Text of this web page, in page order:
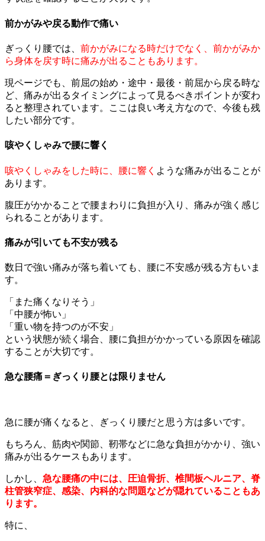
前かがみや戻る動作で痛い
ぎっくり腰では、 前かがみになる時だけでなく、前かがみか
ら身体を戻す時に痛みが出ることもあります。
現ページでも、前屈の始め・途中・最後・前屈から戻る時な
ど、痛みが出るタイミングによって見るべきポイントが変わ
ると整理されています。ここは良い考え方なので、今後も残
したい部分です。
咳やくしゃみで腰に響く
咳やくしゃみをした時に、腰に響く ような痛みが出ることが
あります。
腹圧がかかることで腰まわりに負担が入り、痛みが強く感じ
られることがあります。
痛みが引いても不安が残る
数日で強い痛みが落ち着いても、腰に不安感が残る方もいま
す。
「また痛くなりそう」
「中腰が怖い」
「重い物を持つのが不安」
という状態が続く場合、腰に負担がかかっている原因を確認
することが大切です。
急な腰痛＝ぎっくり腰とは限りません
急に腰が痛くなると、ぎっくり腰だと思う方は多いです。
もちろん、筋肉や関節、靭帯などに急な負担がかかり、強い
痛みが出るケースもあります。
しかし、 急な腰痛の中には、圧迫骨折、椎間板ヘルニア、脊
柱管狭窄症、感染、内科的な問題などが隠れていることもあ
ります。
特に、